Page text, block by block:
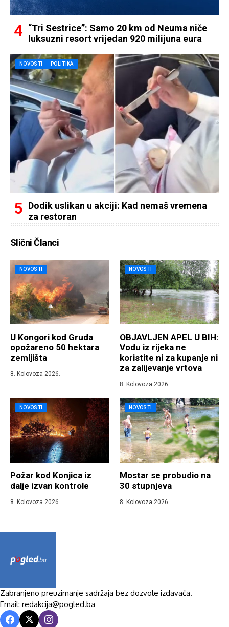
“Tri Sestrice”: Samo 20 km od Neuma niče
luksuzni resort vrijedan 920 milijuna eura
NOVOSTI POLITIKA
Dodik uslikan u akciji: Kad nemaš vremena
za restoran
Slični Članci
NOVOSTI
U Kongori kod Gruda
opožareno 50 hektara
zemljišta
8. Kolovoza 2026.
NOVOSTI
OBJAVLJEN APEL U BIH:
Vodu iz rijeka ne
koristite ni za kupanje ni
za zalijevanje vrtova
8. Kolovoza 2026.
NOVOSTI
Požar kod Konjica iz
dalje izvan kontrole
8. Kolovoza 2026.
NOVOSTI
Mostar se probudio na
30 stupnjeva
8. Kolovoza 2026.
Zabranjeno preuzimanje sadržaja bez dozvole izdavača.
Email: redakcija@pogled.ba